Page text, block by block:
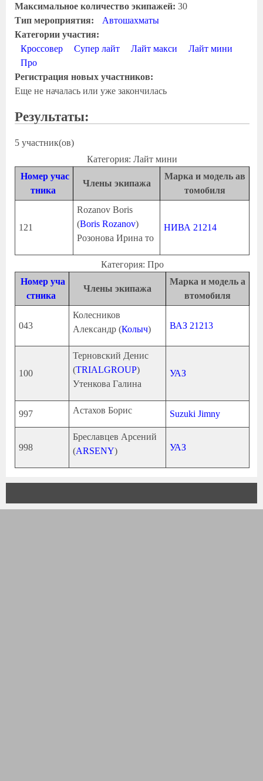
Максимальное количество экипажей: 30
Тип мероприятия:
Автошахматы
Категории участия:
Кроссовер
Супер лайт Лайт макси
Лайт мини
Про
Регистрация новых участников:
Еще не началась или уже закончилась
Результаты:
5 участник(ов)
Категория: Лайт мини
Номер учас
тника
Члены экипажа
Марка и модель ав
томобиля
121
Rozanov Boris
(Boris Rozanov)
Розонова Ирина то
НИВА 21214
Категория: Про
Номер уча
стника
Члены экипажа
Марка и модель а
втомобиля
043
Колесников
Александр (Колыч) ВАЗ 21213
100
Терновский Денис
(TRIALGROUP)
Утенкова Галина
УАЗ
997 Астахов Борис Suzuki Jimny
998
Бреславцев Арсений
(ARSENY) УАЗ